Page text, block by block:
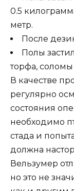
0.5
метр.
После
Полы
торфа,
В качестве
регулярно
состояния
необходимо
стада и
должна
Вельзумер
но это не